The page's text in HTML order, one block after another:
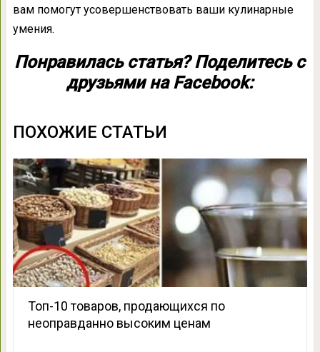
вам помогут усовершенствовать ваши кулинарные
умения.
Понравилась статья? Поделитесь с
друзьями на Facebook:
ПОХОЖИЕ СТАТЬИ
Топ-10 товаров, продающихся по
неоправданно высоким ценам